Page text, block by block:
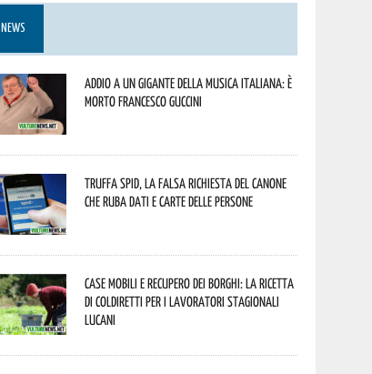
Addio a un gigante della musica italiana: è
morto Francesco Guccini
Truffa Spid, la falsa richiesta del canone
che ruba dati e carte delle persone
Case mobili e recupero dei borghi: la ricetta
di Coldiretti per i lavoratori stagionali
lucani